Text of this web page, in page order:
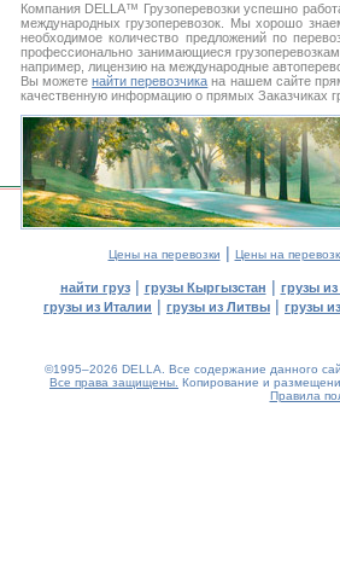
Компания DELLA™ Грузоперевозки успешно
международных грузоперевозок. Мы хорошо
необходимое количество предложений по
профессионально занимающиеся
например, лицензию на международные
Вы можетенайти перевозчика на нашем сайте
качественную информацию о прямых Заказчиках
Цены на перевозки | Цены на
найти груз| грузы Кыргызстан | грузы
грузы из Италии | грузы из Литвы | грузы
©1995–2026 DELLA. Все содержание данного
Все права защищены. Копирование и
Правила